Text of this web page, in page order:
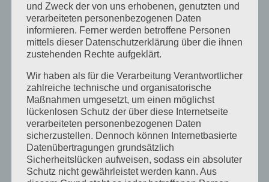
Juni 2013
Mai 2013
April 2013
März 2013
August 2012
Juli 2012
Juni 2012
April 2012
Februar 2012
und Zweck der von uns erhobenen, genutzten und
verarbeiteten personenbezogenen Daten
informieren. Ferner werden betroffene Personen
mittels dieser Datenschutzerklärung über die ihnen
zustehenden Rechte aufgeklärt.
Wir haben als für die Verarbeitung Verantwortlicher
zahlreiche technische und organisatorische
Maßnahmen umgesetzt, um einen möglichst
lückenlosen Schutz der über diese Internetseite
verarbeiteten personenbezogenen Daten
sicherzustellen. Dennoch können Internetbasierte
Datenübertragungen grundsätzlich
Sicherheitslücken aufweisen, sodass ein absoluter
Schutz nicht gewährleistet werden kann. Aus